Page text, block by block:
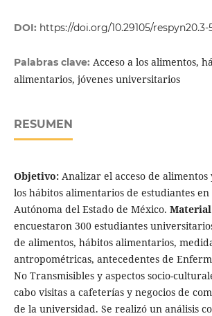
DOI: https://doi.org/10.29105/respyn20.3-
Palabras clave: Acceso a los alimentos,
alimentarios, jóvenes universitarios
RESUMEN
Objetivo:Analizar el acceso de
los hábitos alimentarios de estudiantes
Autónoma del Estado de México.
encuestaron 300 estudiantes
de alimentos, hábitos alimentarios,
antropométricas, antecedentes de
No Transmisibles y aspectos socio-
cabo visitas a cafeterías y negocios de
de la universidad. Se realizó un análisis